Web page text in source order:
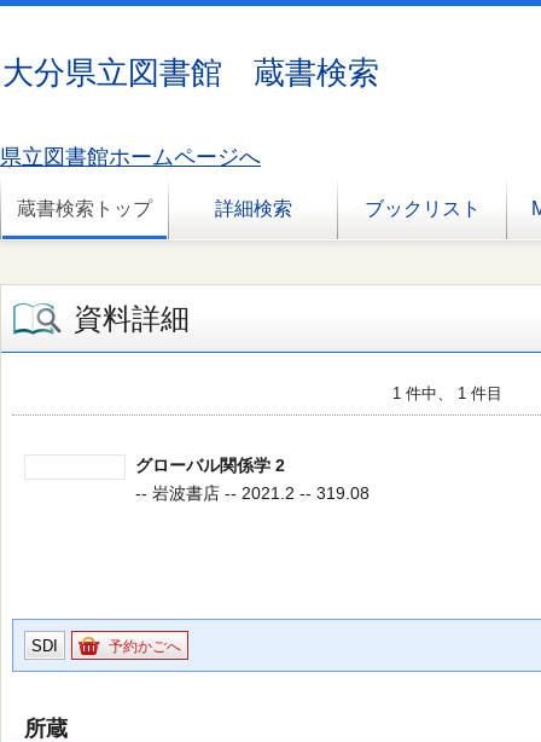
大分県立図書館 蔵書検索
県立図書館ホームページへ
蔵書検索トップ 詳細検索 ブックリスト
資料詳細
1 件中、 1 件目
グローバル関係学 2
-- 岩波書店 -- 2021.2 -- 319.08
SDI 予約かごへ
所蔵